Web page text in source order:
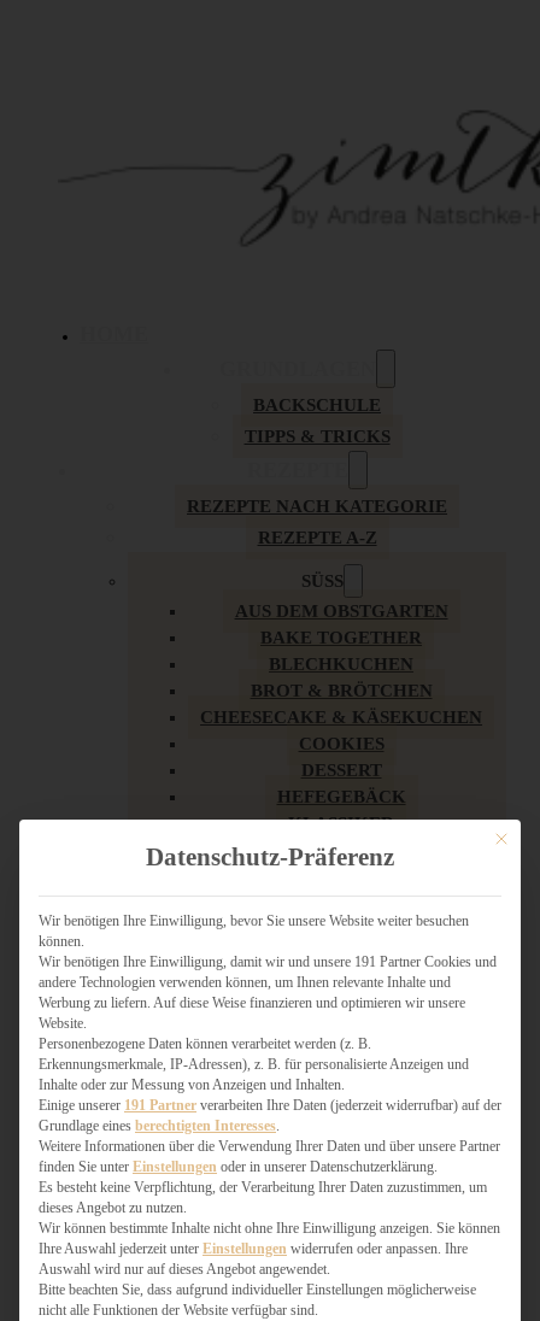
BACKSCHULE
TIPPS & TRICKS
REZEPTE NACH KATEGORIE
REZEPTE A-Z
SÜSS
AUS DEM OBSTGARTEN
BAKE TOGETHER
BLECHKUCHEN
BROT & BRÖTCHEN
CHEESECAKE & KÄSEKUCHEN
COOKIES
DESSERT
HEFEGEBÄCK
KLASSIKER
KUCHEN
MY AMERICAN BAKERY
REZEPTE ZU OSTERN
SCHOKOLADIGES
SÜSSES HAUPTGERICHT
SÜSSES KLEINGEBÄCK
TÖRTCHEN
VEGAN SÜSS
WEIHNACHTSBÄCKEREI
ZIMTLIEBE
HERZHAFT
BEILAGEN & GEMÜSE
BURGER & SANDWICHES
FIX AUF DEM TISCH
FLEISCH & FISCH
GRILLEN / BARBECUE
Mit
Datenschutz-Präferenz
Wir benötigen Ihre Einwilligung, bevor Sie unsere Website weiter besuchen
können.
Wir benötigen Ihre Einwilligung, damit wir und unsere 191 Partner Cookies und
andere Technologien verwenden können, um Ihnen relevante Inhalte und
Werbung zu liefern. Auf diese Weise finanzieren und optimieren wir unsere
Website.
Personenbezogene Daten können verarbeitet werden (z. B.
Erkennungsmerkmale, IP-Adressen), z. B. für personalisierte Anzeigen und
Inhalte oder zur Messung von Anzeigen und Inhalten.
Einige unserer 191 Partner verarbeiten Ihre Daten (jederzeit widerrufbar) auf der
Grundlage eines berechtigten Interesses
Weitere Informationen über die Verwendung Ihrer Daten und über unsere Partner
finden Sie unter Einstellungen oder in unserer Datenschutzerklärung.
Es besteht keine Verpflichtung, der Verarbeitung Ihrer Daten zuzustimmen, um
dieses Angebot zu nutzen.
Wir können bestimmte Inhalte nicht ohne Ihre Einwilligung anzeigen. Sie können
Ihre Auswahl jederzeit unter Einstellungen widerrufen oder anpassen. Ihre
Auswahl wird nur auf dieses Angebot angewendet.
Bitte beachten Sie, dass aufgrund individueller Einstellungen möglicherweise
nicht alle Funktionen der Website verfügbar sind.